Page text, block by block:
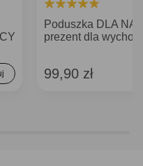
Poduszka DLA
prezent dla
99,90 zł